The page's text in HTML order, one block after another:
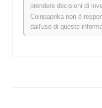
Come si sta
rispetto al mercato
Negli ultimi 7 giorni, Safe
prendere decisioni di
Coinpaprika non è
dall'uso di queste